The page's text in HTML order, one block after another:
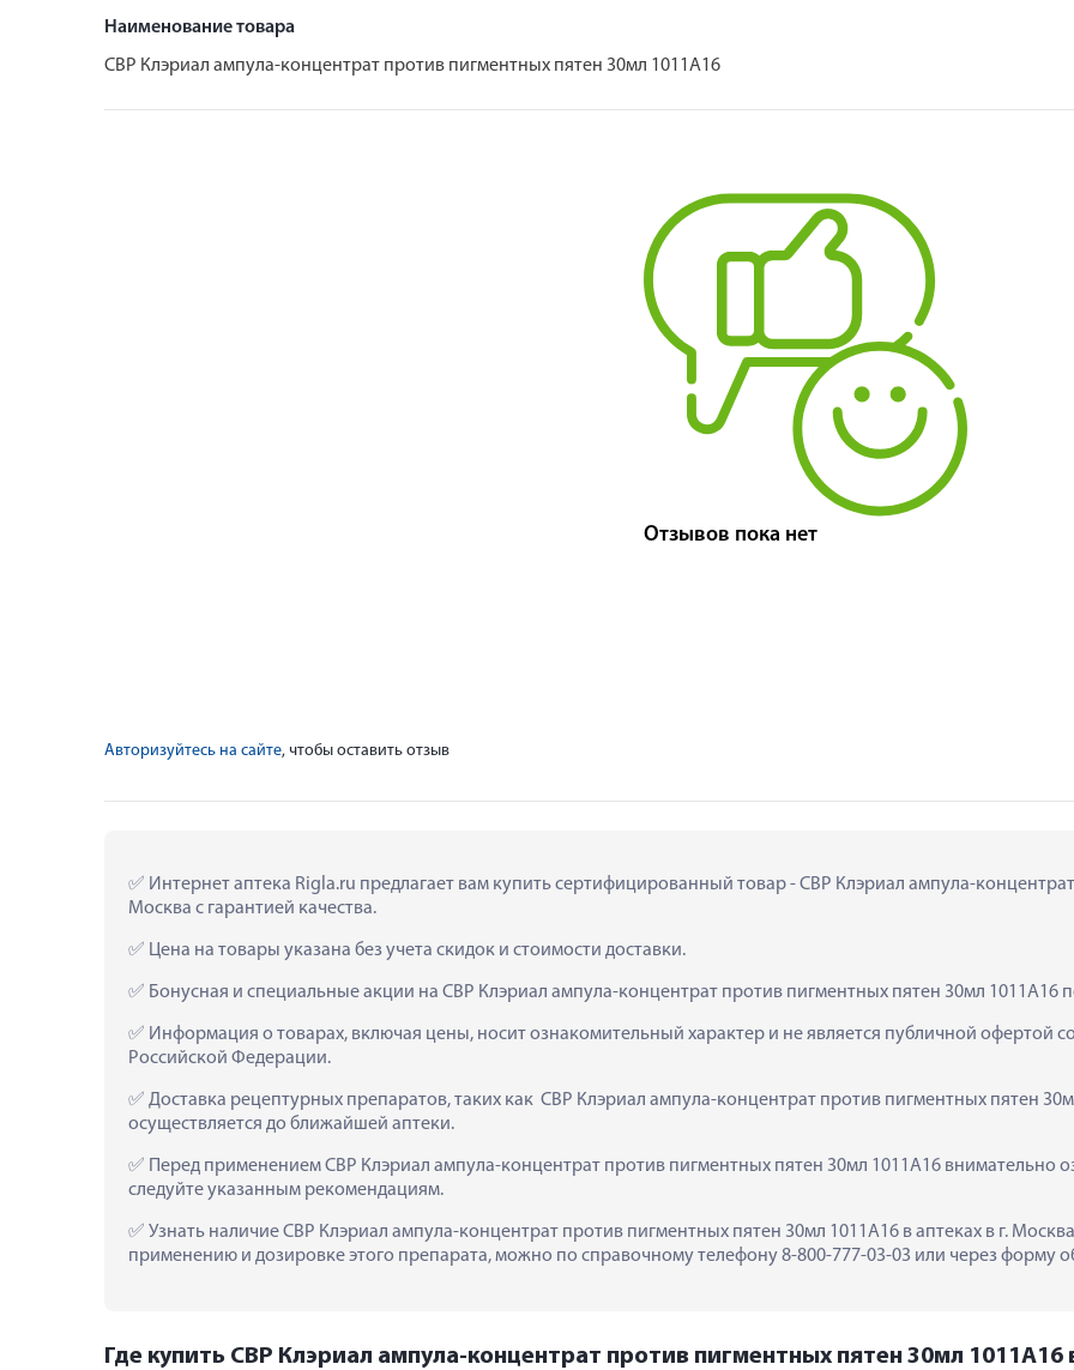
Наименование товара
СВР Клэриал ампула-концентрат против пигментных пятен 30мл 1011А16
Отзывов пока нет
Авторизуйтесь на сайте, чтобы оставить отзыв
Интернет аптека Rigla.ru предлагает вам купить сертифицированный товар - СВР Клэриал ампула-
Москва с гарантией качества.
Цена на товары указана без учета скидок и стоимости доставки.
Бонусная и специальные акции на СВР Клэриал ампула-концентрат против пигментных пятен 30мл 1011А16
Информация о товарах, включая цены, носит ознакомительный характер и не является публичной офертой
Российской Федерации.
Доставка рецептурных препаратов, таких как  СВР Клэриал ампула-концентрат против пигментных пятен
осуществляется до ближайшей аптеки.
Перед применением СВР Клэриал ампула-концентрат против пигментных пятен 30мл 1011А16 внимательно
следуйте указанным рекомендациям.
Узнать наличие СВР Клэриал ампула-концентрат против пигментных пятен 30мл 1011А16 в аптеках в г.
применению и дозировке этого препарата, можно по справочному телефону 8-800-777-03-03 или через форму
Где купить СВР Клэриал ампула-концентрат против пигментных пятен 30мл 1011А16